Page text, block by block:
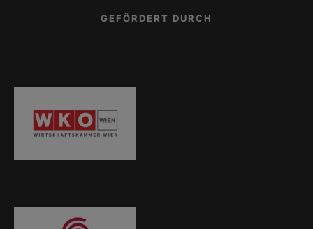
GEFÖRDERT DURCH